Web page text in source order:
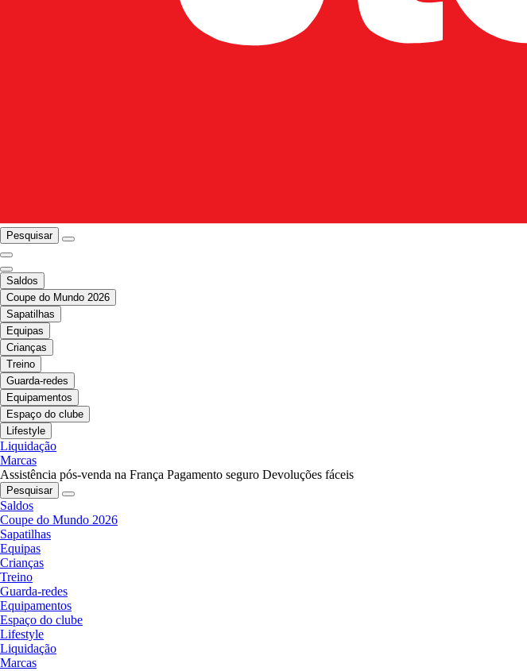
Pesquisar
Saldos
Coupe do Mundo 2026
Sapatilhas
Equipas
Crianças
Treino
Guarda-redes
Equipamentos
Espaço do clube
Lifestyle
Liquidação
Marcas
Assistência pós-venda na França Pagamento seguro Devoluções fáceis
Pesquisar
Saldos
Coupe do Mundo 2026
Sapatilhas
Equipas
Crianças
Treino
Guarda-redes
Equipamentos
Espaço do clube
Lifestyle
Liquidação
Marcas